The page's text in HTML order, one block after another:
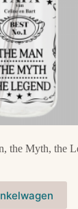
the Myth, the